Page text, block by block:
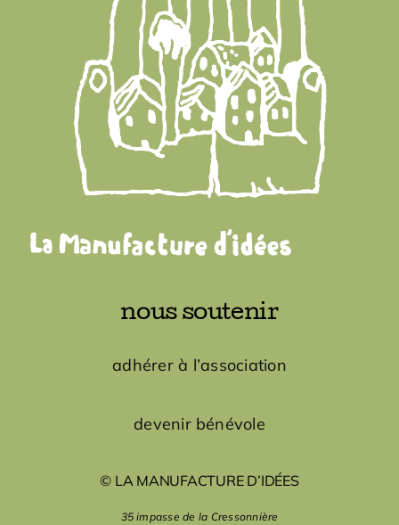
Adhésions
Archives
Contact
nous soutenir
adhérer à l’association
devenir bénévole
© LA MANUFACTURE D’IDÉES
35 impasse de la Cressonnière